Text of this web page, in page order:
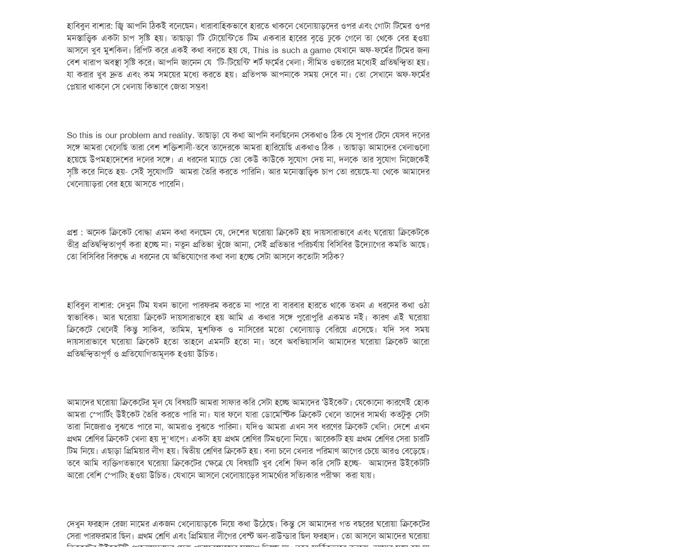
হাবিবুল বাশার: জ্বি আপনি ঠিকই বলেছেন। ধারাবাহিকভাবে হারতে থাকলে খেলোয়াড়দের ওপর এবং গোটা টিমের ওপর
মনস্তাত্ত্বিক একটা চাপ সৃষ্টি হয়। তাছাড়া 'টি টোয়েন্টি'তে টিম একবার হারের বৃত্তে ঢুকে গেলে তা থেকে বের হওয়া
আসলে খুব মুশকিল। রিপিট করে একই কথা বলতে হয় যে, This is such a game যেখানে অফ-ফর্মের টিমের জন্য
বেশ খারাপ অবস্থা সৃষ্টি করে। আপনি জানেন যে 'টি-টিয়েন্টি' শর্ট ফর্মের খেলা। সীমিত ওভারের মধ্যেই প্রতিদ্বন্দ্বিতা হয়।
যা করার খুব দ্রুত এবং কম সময়ের মধ্যে করতে হয়। প্রতিপক্ষ আপনাকে সময় দেবে না। তো সেখানে অফ-ফর্মের
প্লেয়ার থাকলে সে খেলায় কিভাবে জেতা সম্ভব!
So this is our problem and reality. তাছাড়া যে কথা আপনি বলছিলেন সেকথাও ঠিক যে সুপার টেনে যেসব দলের
সঙ্গে আমরা খেলেছি তারা বেশ শক্তিশালী-তবে তাদেরকে আমরা হারিয়েছি একথাও ঠিক । তাছাড়া আমাদের খেলাগুলো
হয়েছে উপমহাদেশের দলের সঙ্গে। এ ধরনের ম্যাচে তো কেউ কাউকে সুযোগ দেয় না, দলকে তার সুযোগ নিজেকেই
সৃষ্টি করে নিতে হয়- সেই সুযোগটি আমরা তৈরি করতে পারিনি। আর মনোস্তাত্ত্বিক চাপ তো রয়েছে-যা থেকে আমাদের
খেলোয়াড়রা বের হয়ে আসতে পারেনি।
প্রশ্ন : অনেক ক্রিকেট বোদ্ধা এমন কথা বলছেন যে, দেশের ঘরোয়া ক্রিকেট হয় দায়সারাভাবে এবং ঘরোয়া ক্রিকেটকে
তীব্র প্রতিদ্বন্দ্বিতাপূর্ণ করা হচ্ছে না। নতুন প্রতিভা খুঁজে আনা, সেই প্রতিভার পরিচর্যায় বিসিবির উদ্যোগের কমতি আছে।
তো বিসিবির বিরুদ্ধে এ ধরনের যে অভিযোগের কথা বলা হচ্ছে সেটা আসলে কতোটা সঠিক?
হাবিবুল বাশার: দেখুন টিম যখন ভালো পারফরম করতে না পারে বা বারবার হারতে থাকে তখন এ ধরনের কথা ওঠা
স্বাভাবিক। আর ঘরোয়া ক্রিকেট দায়সারাভাবে হয় আমি এ কথার সঙ্গে পুরোপুরি একমত নই। কারণ এই ঘরোয়া
ক্রিকেটে খেলেই কিন্তু সাকিব, তামিম, মুশফিক ও নাসিরের মতো খেলোয়াড় বেরিয়ে এসেছে। যদি সব সময়
দায়সারাভাবে ঘরোয়া ক্রিকেট হতো তাহলে এমনটি হতো না। তবে অবভিয়াসলি আমাদের ঘরোয়া ক্রিকেট আরো
প্রতিদ্বন্দ্বিতাপূর্ণ ও প্রতিযোগিতামূলক হওয়া উচিত।
আমাদের ঘরোয়া ক্রিকেটের মূল যে বিষয়টি আমরা সাফার করি সেটা হচ্ছে আমাদের 'উইকেট'। যেকোনো কারণেই হোক
আমরা স্পোর্টিং উইকেট তৈরি করতে পারি না। যার ফলে যারা ডোমেস্টিক ক্রিকেট খেলে তাদের সামর্থ্য কতটুকু সেটা
তারা নিজেরাও বুঝতে পারে না, আমরাও বুঝতে পারিনা। যদিও আমরা এখন সব ধরণের ক্রিকেট খেলি। দেশে এখন
প্রথম শ্রেণির ক্রিকেট খেলা হয় দু’ধাপে। একটা হয় প্রথম শ্রেণির টিমগুলো নিয়ে। আরেকটি হয় প্রথম শ্রেণির সেরা চারটি
টিম নিয়ে। এছাড়া প্রিমিয়ার লীগ হয়। দ্বিতীয় শ্রেণির ক্রিকেট হয়। বলা চলে খেলার পরিমাণ আগের চেয়ে আরও বেড়েছে।
তবে আমি ব্যক্তিগতভাবে ঘরোয়া ক্রিকেটের ক্ষেত্রে যে বিষয়টি খুব বেশি ফিল করি সেটি হচ্ছে- আমাদের উইকেটটি
আরো বেশি স্পোটিং হওয়া উচিত। যেখানে আসলে খেলোয়াড়ের সামর্থ্যের সত্যিকার পরীক্ষা করা যায়।
দেখুন ফরহাদ রেজা নামের একজন খেলোয়াড়কে নিয়ে কথা উঠেছে। কিন্তু সে আমাদের গত বছরের ঘরোয়া ক্রিকেটের
সেরা পারফরমার ছিল। প্রথম শ্রেণি এবং প্রিমিয়ার লীগের বেস্ট অল-রাউন্ডার ছিল ফরহাদ। তো আসলে আমাদের ঘরোয়া